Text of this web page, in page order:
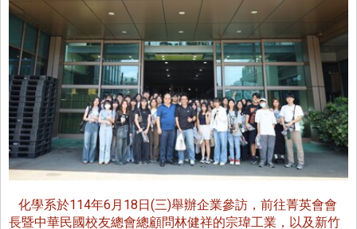
化學系於114年6月18日(三)舉辦企業參訪，前往菁英會會
長暨中華民國校友總會總顧問林健祥的宗瑋工業，以及新竹